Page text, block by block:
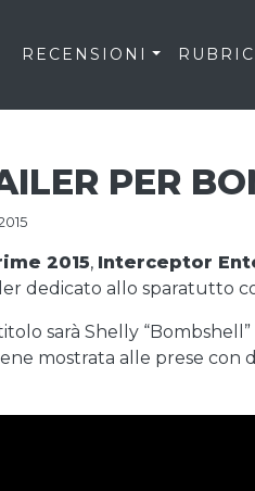
RECENSIONI
PER
2015, Interceptor
dedicato allo sparatutto
sarà Shelly
mostrata alle prese con